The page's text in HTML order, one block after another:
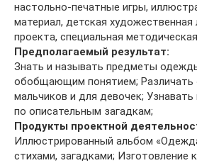
настольно-печатные игры,
материал, детская художественная
проекта, специальная
Предполагаемый результат:
Знать и называть предметы
обобщающим понятием; Различать
мальчиков и для девочек;
по описательным загадкам;
Продукты проектной
Иллюстрированный альбом
стихами, загадками; Изготовление